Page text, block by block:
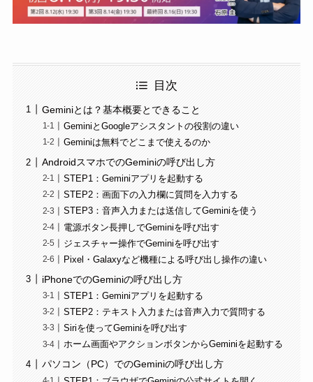
目次
Geminiとは？基本概要とできること
GeminiとGoogleアシスタントの役割の違い
Geminiは無料でどこまで使えるのか
AndroidスマホでのGeminiの呼び出し方
STEP1：Geminiアプリを起動する
STEP2：画面下の入力欄に質問を入力する
STEP3：音声入力または送信してGeminiを使う
電源ボタン長押しでGeminiを呼び出す
ジェスチャー操作でGeminiを呼び出す
Pixel・Galaxyなど機種による呼び出し操作の違い
iPhoneでのGeminiの呼び出し方
STEP1：Geminiアプリを起動する
STEP2：テキスト入力または音声入力で質問する
Siriを使ってGeminiを呼び出す
ホーム画面やアクションボタンからGeminiを起動する
パソコン（PC）でのGeminiの呼び出し方